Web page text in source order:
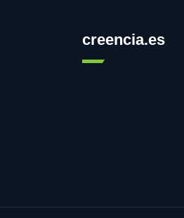
creencia.es